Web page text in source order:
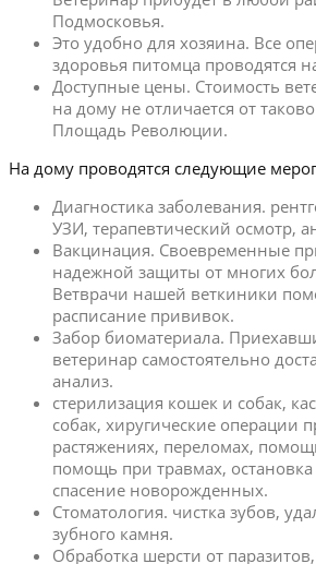
Подмосковья.
Это удобно для хозяина. Все
здоровья питомца проводятся
Доступные цены. Стоимость
на дому не отличается от
Площадь Революции.
На дому проводятся следующие
Диагностика заболевания.
УЗИ, терапевтический осмотр,
Вакцинация. Своевременные
надежной защиты от многих
Ветврачи нашей веткиники
расписание прививок.
Забор биоматериала.
ветеринар самостоятельно
анализ.
стерилизация кошек и собак,
собак, хиругические операции
растяжениях, переломах,
помощь при травмах,
спасение новорожденных.
Стоматология. чистка зубов,
зубного камня.
Обработка шерсти от